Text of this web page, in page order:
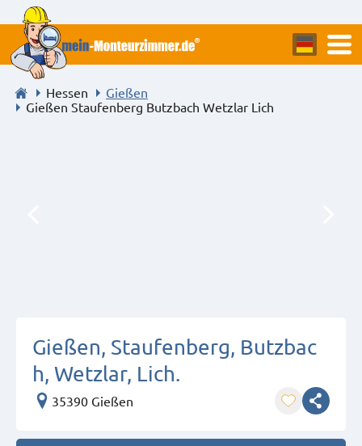
Hessen
Gießen
Gießen Staufenberg Butzbach Wetzlar Lich
Gießen, Staufenberg, Butzbac
h, Wetzlar, Lich.
35390 Gießen